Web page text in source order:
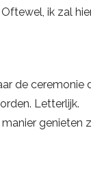
ik zal
de ceremonie
Letterlijk.
manier genieten